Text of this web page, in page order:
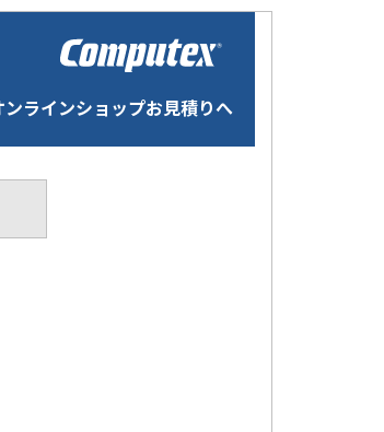
ンラインショップお見積りへ